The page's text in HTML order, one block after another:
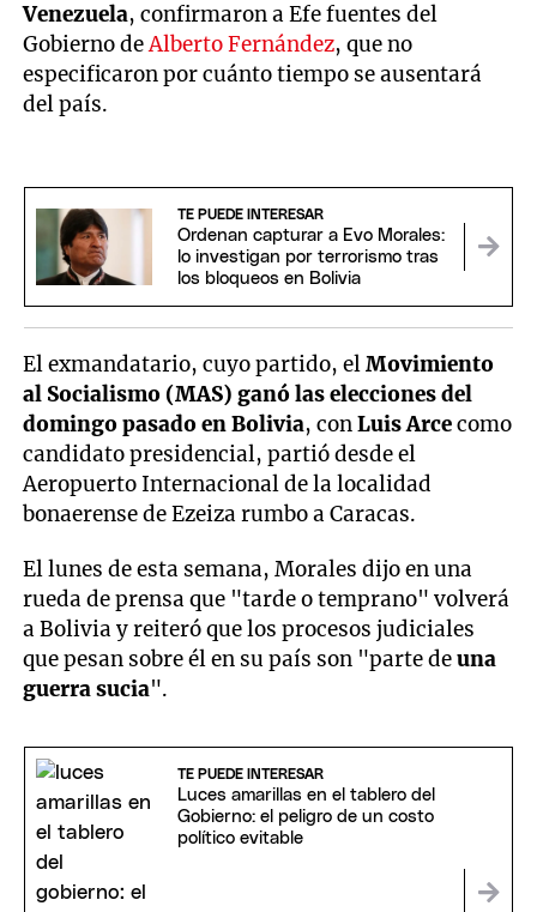
Venezuela, confirmaron a Efe fuentes del
Gobierno deAlberto Fernández, que no
especificaron por cuánto tiempo se ausentará
del país.
TE PUEDE INTERESAR
Ordenan capturar a Evo Morales:
lo investigan por terrorismo tras
los bloqueos en Bolivia
El exmandatario, cuyo partido, elMovimiento
al Socialismo (MAS) ganó las elecciones del
domingo pasado en Bolivia, conLuis Arcecomo
candidato presidencial, partió desde el
Aeropuerto Internacional de la localidad
bonaerense de Ezeiza rumbo a Caracas.
El lunes de esta semana, Morales dijo en una
rueda de prensa que "tarde o temprano" volverá
a Bolivia y reiteró que los procesos judiciales
que pesan sobre él en su país son "parte deuna
guerra sucia".
TE PUEDE INTERESAR
Luces amarillas en el tablero del
Gobierno: el peligro de un costo
político evitable